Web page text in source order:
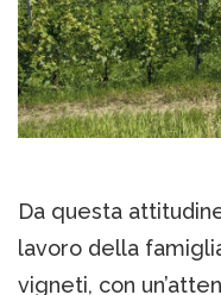
Da questa
lavoro della
vigneti, con